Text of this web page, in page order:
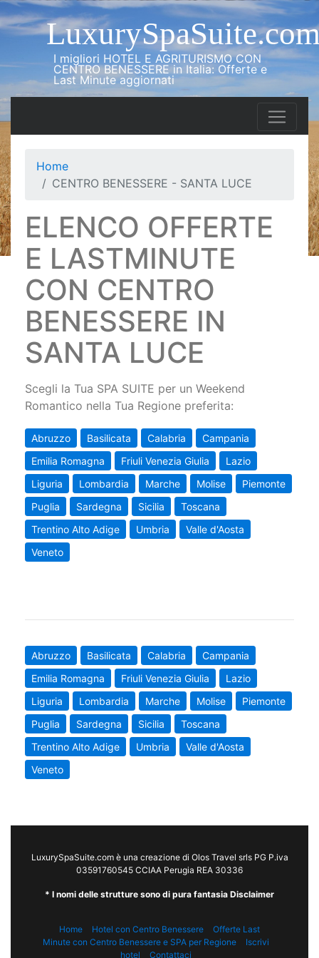
I migliori HOTEL E AGRITURISMO CON
CENTRO BENESSERE in Italia: Offerte e
Last Minute aggiornati
Home
CENTRO BENESSERE - SANTA LUCE
ELENCO OFFERTE
E LASTMINUTE
CON CENTRO
BENESSERE IN
SANTA LUCE
Scegli la Tua SPA SUITE per un Weekend
Romantico nella Tua Regione preferita:
Abruzzo Basilicata Calabria
Campania
Emilia Romagna
Friuli Venezia Giulia
Lazio
Liguria
Lombardia Marche Molise
Piemonte
Puglia
Sardegna Sicilia
Toscana
Trentino Alto Adige
Umbria
Valle d'Aosta
Veneto
Abruzzo Basilicata Calabria
Campania
Emilia Romagna
Friuli Venezia Giulia
Lazio
Liguria
Lombardia Marche Molise
Piemonte
Puglia
Sardegna Sicilia
Toscana
Trentino Alto Adige
Umbria
Valle d'Aosta
Veneto
LuxurySpaSuite.com è una creazione di Olos Travel srls PG P.iva
03591760545 CCIAA Perugia REA 30336
* I nomi delle strutture sono di pura fantasia Disclaimer
Home Hotel con Centro Benessere
Offerte Last
Minute con Centro Benessere e SPA per Regione
Iscrivi
hotel
Contattaci